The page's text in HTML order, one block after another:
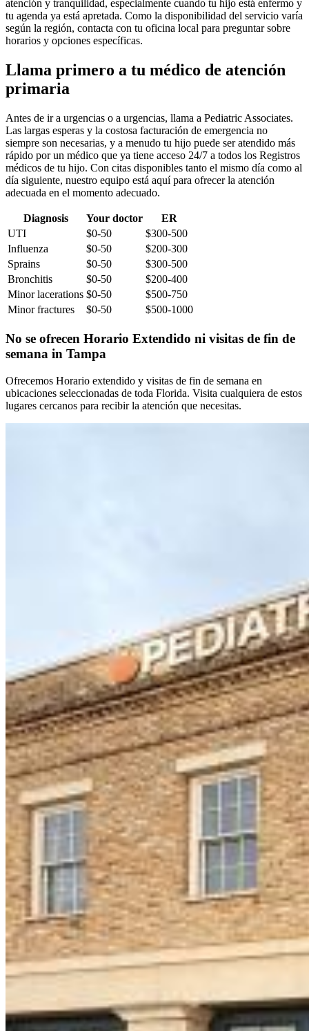
atención y tranquilidad, especialmente cuando tu hijo está enfermo y
tu agenda ya está apretada. Como la disponibilidad del servicio varía
según la región, contacta con tu oficina local para preguntar sobre
horarios y opciones específicas.
Llama primero a tu médico de atención
primaria
Antes de ir a urgencias o a urgencias, llama a Pediatric Associates.
Las largas esperas y la costosa facturación de emergencia no
siempre son necesarias, y a menudo tu hijo puede ser atendido más
rápido por un médico que ya tiene acceso 24/7 a todos los Registros
médicos de tu hijo. Con citas disponibles tanto el mismo día como al
día siguiente, nuestro equipo está aquí para ofrecer la atención
adecuada en el momento adecuado.
Diagnosis Your doctor
ER
UTI
$0-50
$300-500
Influenza
$0-50
$200-300
Sprains
$0-50
$300-500
Bronchitis
$0-50
$200-400
Minor lacerations $0-50
$500-750
Minor fractures
$0-50 $500-1000
No se ofrecen Horario Extendido ni visitas de fin de
semana in Tampa
Ofrecemos Horario extendido y visitas de fin de semana en
ubicaciones seleccionadas de toda Florida. Visita cualquiera de estos
lugares cercanos para recibir la atención que necesitas.